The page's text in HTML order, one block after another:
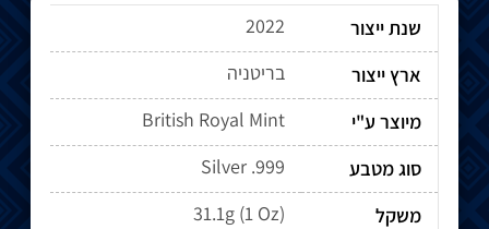
שנת ייצור
2022
ארץ ייצור
בריטניה
מיוצר ע"י
British Royal Mint
סוג מטבע
Silver .999
משקל
31.1g (1 Oz)